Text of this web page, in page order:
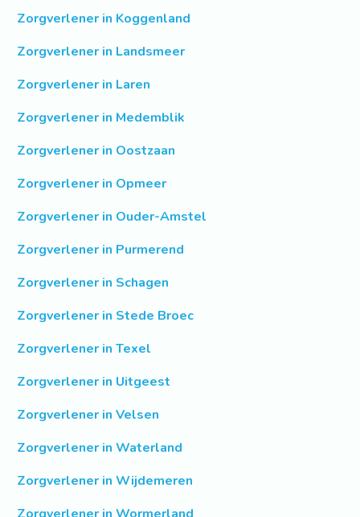
Zorgverlener in Koggenland
Zorgverlener in Landsmeer
Zorgverlener in Laren
Zorgverlener in Medemblik
Zorgverlener in Oostzaan
Zorgverlener in Opmeer
Zorgverlener in Ouder-Amstel
Zorgverlener in Purmerend
Zorgverlener in Schagen
Zorgverlener in Stede Broec
Zorgverlener in Texel
Zorgverlener in Uitgeest
Zorgverlener in Velsen
Zorgverlener in Waterland
Zorgverlener in Wijdemeren